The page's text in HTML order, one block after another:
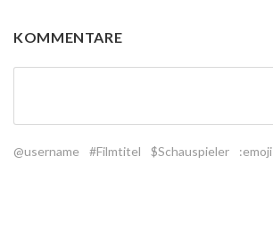
KOMMENTARE
@username #Filmtitel $Schauspieler :emoji